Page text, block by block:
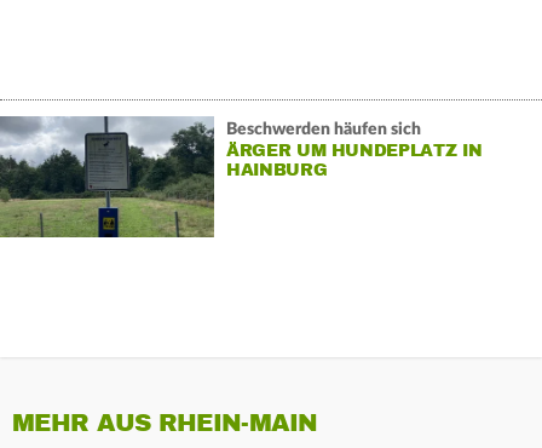
Beschwerden häufen sich
ÄRGER UM HUNDEPLATZ IN
HAINBURG
MEHR AUS RHEIN-MAIN